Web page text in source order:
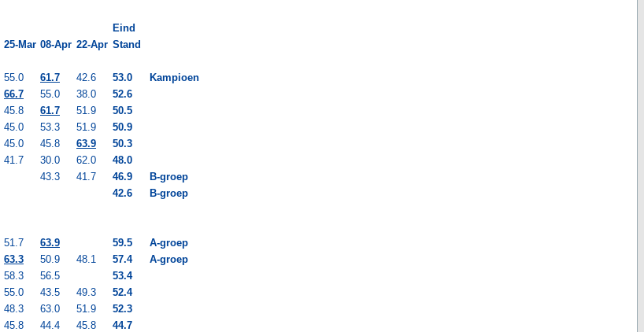
Eind
25-Mar 08-Apr 22-Apr Stand
55.0 61.7 42.6 53.0
Kampioen
66.7 55.0 38.0
52.6
45.8 61.7 51.9
50.5
45.0 53.3 51.9
50.9
45.0 45.8 63.9
50.3
41.7 30.0 62.0
48.0
43.3 41.7 46.9
B-groep
42.6 B-groep
51.7 63.9 59.5
A-groep
63.3 50.9 48.1 57.4
A-groep
58.3 56.5
53.4
55.0 43.5 49.3
52.4
48.3 63.0 51.9
52.3
45.8 44.4 45.8
44.7